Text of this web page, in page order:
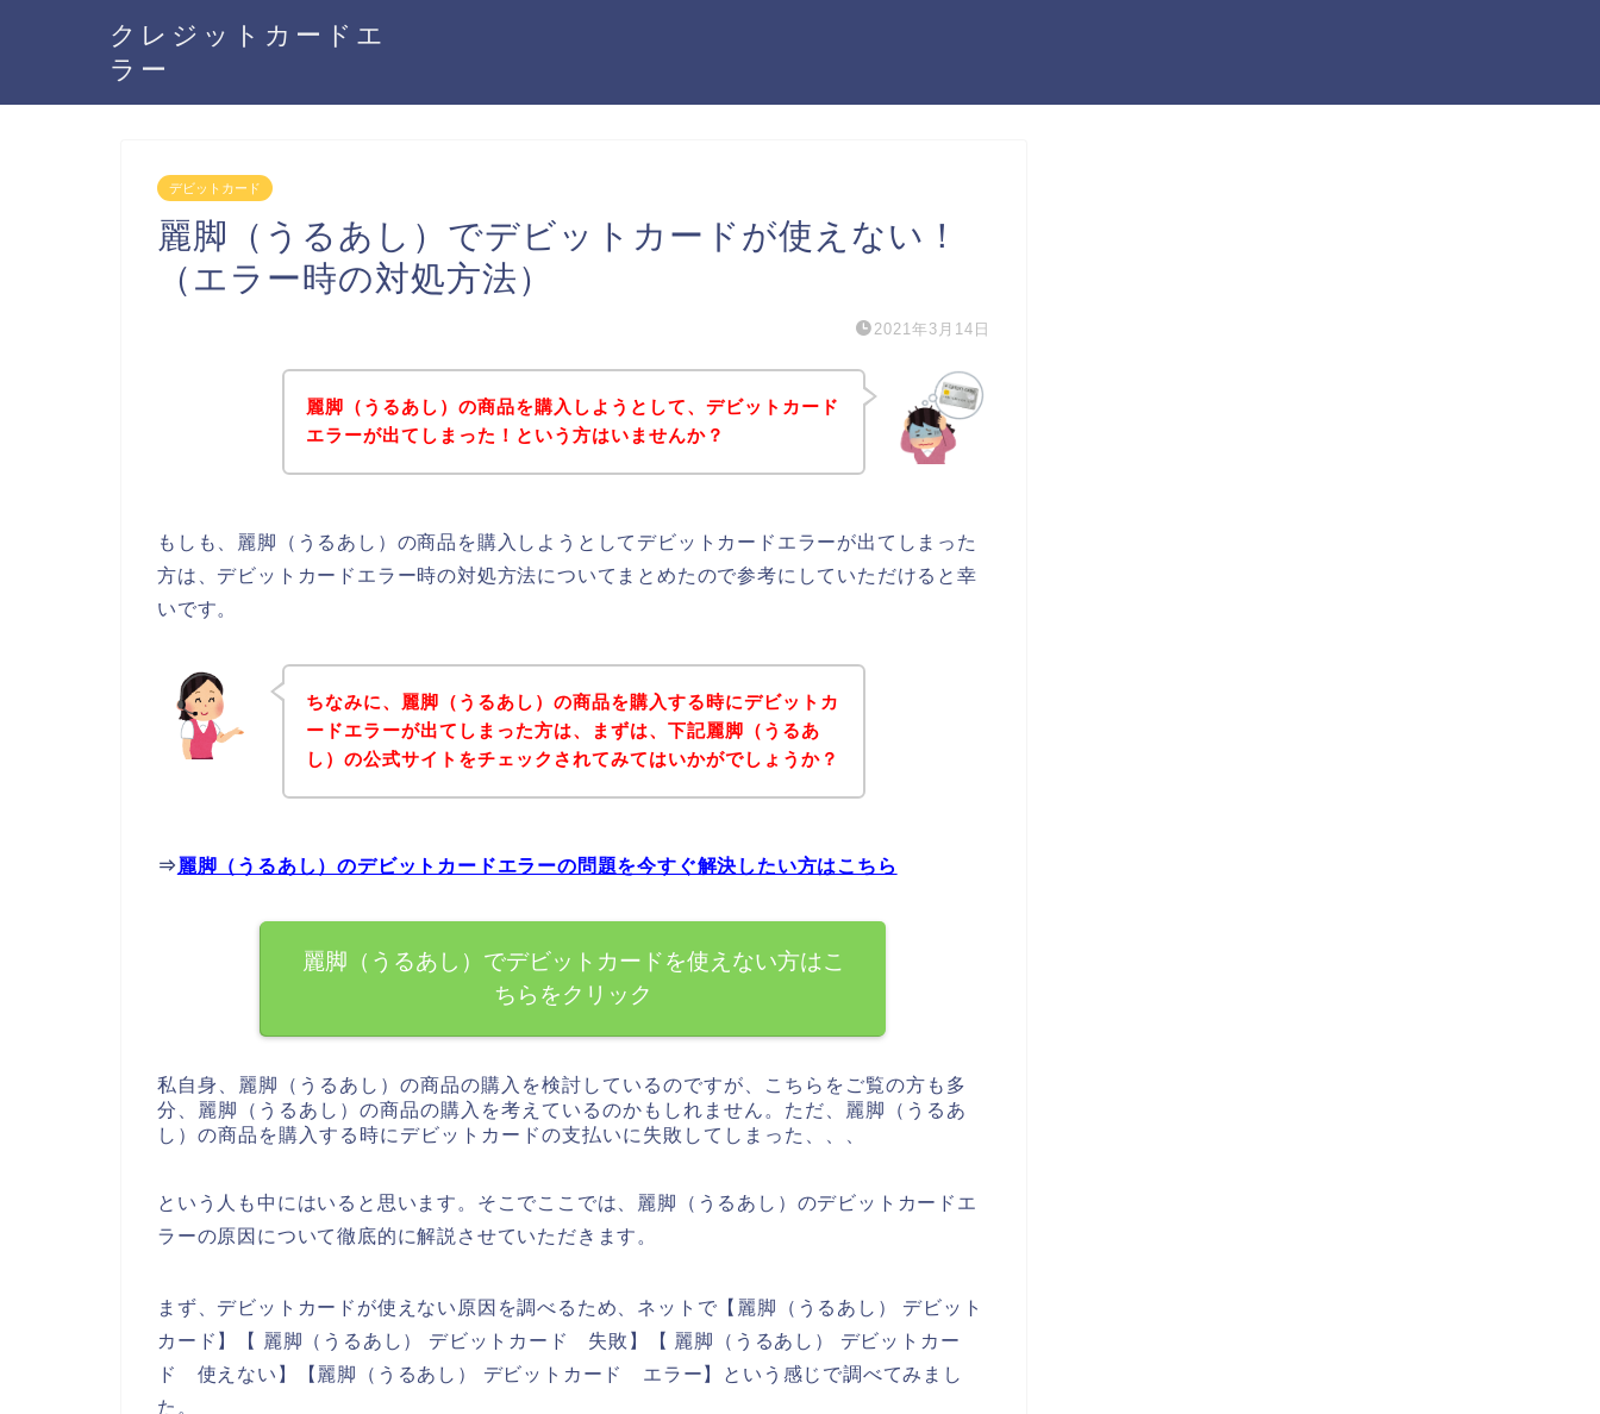
クレジットカードエ
ラー
デビットカード
麗脚（うるあし）でデビットカードが使えない！
（エラー時の対処方法）
2021年3月14日
麗脚（うるあし）の商品を購入しようとして、デビットカード
エラーが出てしまった！という方はいませんか？
もしも、麗脚（うるあし）の商品を購入しようとしてデビットカードエラーが出てしまった
方は、デビットカードエラー時の対処方法についてまとめたので参考にしていただけると幸
いです。
ちなみに、麗脚（うるあし）の商品を購入する時にデビットカ
ードエラーが出てしまった方は、まずは、下記麗脚（うるあ
し）の公式サイトをチェックされてみてはいかがでしょうか？
⇒ 麗脚（うるあし）のデビットカードエラーの問題を今すぐ解決したい方はこちら
麗脚（うるあし）でデビットカードを使えない方はこ
ちらをクリック
私自身、麗脚（うるあし）の商品の購入を検討しているのですが、こちらをご覧の方も多
分、麗脚（うるあし）の商品の購入を考えているのかもしれません。ただ、麗脚（うるあ
し）の商品を購入する時にデビットカードの支払いに失敗してしまった、、、
という人も中にはいると思います。そこでここでは、麗脚（うるあし）のデビットカードエ
ラーの原因について徹底的に解説させていただきます。
まず、デビットカードが使えない原因を調べるため、ネットで【麗脚（うるあし） デビット
カード】【 麗脚（うるあし） デビットカード 失敗】【 麗脚（うるあし） デビットカー
ド 使えない】【麗脚（うるあし） デビットカード エラー】という感じで調べてみまし
た。